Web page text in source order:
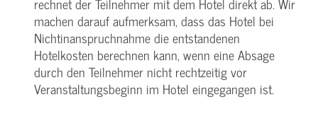
machen darauf aufmerksam, dass das Hotel bei
Nichtinanspruchnahme die entstandenen
Hotelkosten berechnen kann, wenn eine Absage
durch den Teilnehmer nicht rechtzeitig vor
Veranstaltungsbeginn im Hotel eingegangen ist.